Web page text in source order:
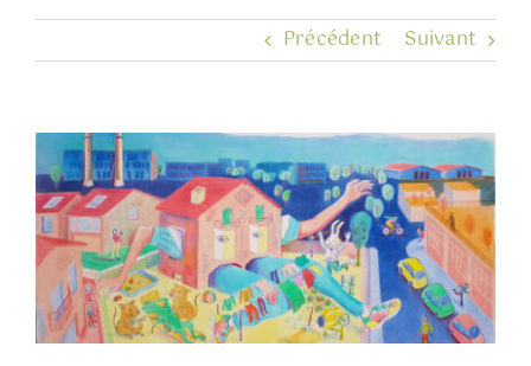
Précédent Suivant
Voir
l'image
agrandie